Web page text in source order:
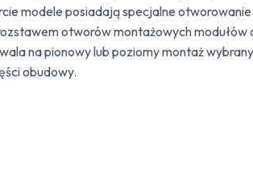
modele posiadają specjalne
otworów montażowych modułów
na pionowy lub poziomy montaż
obudowy.